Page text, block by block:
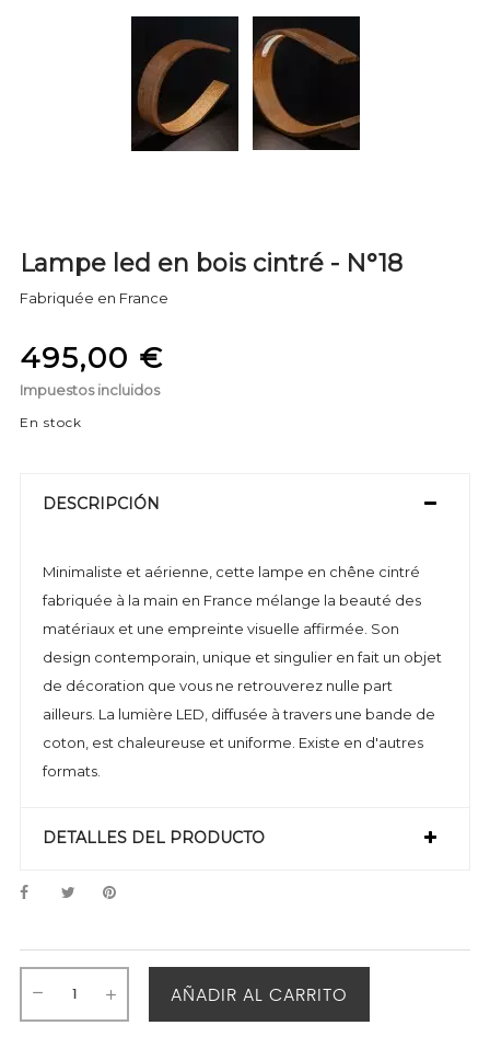
Lampe led en bois cintré - N°18
Fabriquée en France
495,00 €
Impuestos incluidos
En stock
DESCRIPCIÓN
Minimaliste et aérienne, cette lampe en chêne cintré
fabriquée à la main en France mélange la beauté des
matériaux et une empreinte visuelle affirmée. Son
design contemporain, unique et singulier en fait un objet
de décoration que vous ne retrouverez nulle part
ailleurs. La lumière LED, diffusée à travers une bande de
coton, est chaleureuse et uniforme. Existe en d'autres
formats.
DETALLES DEL PRODUCTO
AÑADIR AL CARRITO